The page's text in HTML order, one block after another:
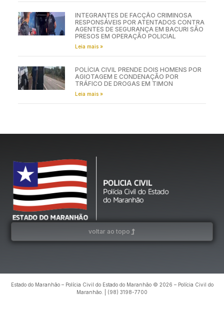
INTEGRANTES DE FACÇÃO CRIMINOSA
RESPONSÁVEIS POR ATENTADOS CONTRA
AGENTES DE SEGURANÇA EM BACURI SÃO
PRESOS EM OPERAÇÃO POLICIAL
Leia mais »
POLÍCIA CIVIL PRENDE DOIS HOMENS POR
AGIOTAGEM E CONDENAÇÃO POR
TRÁFICO DE DROGAS EM TIMON
Leia mais »
voltar ao topo
Estado do Maranhão – Polícia Civil do Estado do Maranhão © 2026 – Polícia Civil do
Maranhão. | (98) 3198-7700